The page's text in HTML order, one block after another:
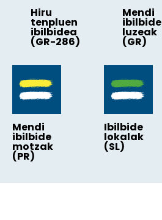
Hiru
tenpluen
ibilbidea
(GR-286)
Mendi
ibilbide
luzeak
(GR)
Mendi
ibilbide
motzak
(PR)
Ibilbide
lokalak
(SL)